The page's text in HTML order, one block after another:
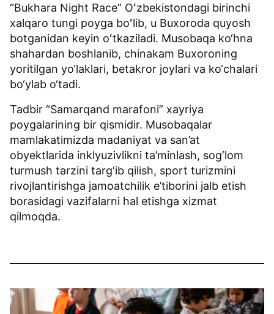
“Bukhara Night Race” Oʻzbekistondagi birinchi
xalqaro tungi poyga boʻlib, u Buxoroda quyosh
botganidan keyin oʻtkaziladi. Musobaqa ko‘hna
shahardan boshlanib, chinakam Buxoroning
yoritilgan yo‘laklari, betakror joylari va ko‘chalari
bo‘ylab o‘tadi.
Tadbir “Samarqand marafoni” xayriya
poygalarining bir qismidir. Musobaqalar
mamlakatimizda madaniyat va san’at
obyektlarida inklyuzivlikni ta’minlash, sog‘lom
turmush tarzini targ‘ib qilish, sport turizmini
rivojlantirishga jamoatchilik e’tiborini jalb etish
borasidagi vazifalarni hal etishga xizmat
qilmoqda.